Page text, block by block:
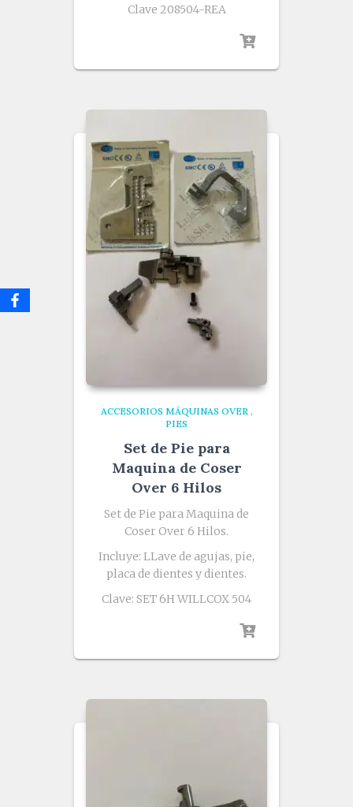
Clave 208504-REA
ACCESORIOS MÁQUINAS OVER
PIES
Set de Pie para
Maquina de Coser
Over 6 Hilos
Set de Pie para Maquina de
Coser Over 6 Hilos.
Incluye: LLave de agujas, pie,
placa de dientes y dientes.
Clave: SET 6H WILLCOX 504